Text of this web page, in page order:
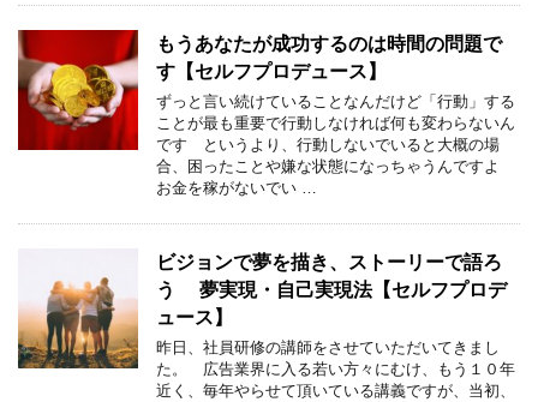
もうあなたが成功するのは時間の問題で
す【セルフプロデュース】
ずっと言い続けていることなんだけど「行動」する
ことが最も重要で行動しなければ何も変わらないん
です というより、行動しないでいると大概の場
合、困ったことや嫌な状態になっちゃうんですよ
お金を稼がないでい …
ビジョンで夢を描き、ストーリーで語ろ
う 夢実現・自己実現法【セルフプロデ
ュース】
昨日、社員研修の講師をさせていただいてきまし
た。 広告業界に入る若い方々にむけ、もう１０年
近く、毎年やらせて頂いている講義ですが、当初、